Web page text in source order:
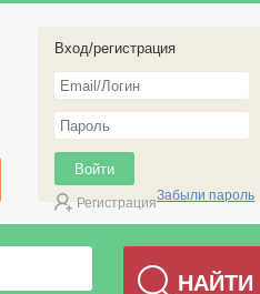
Вход/регистрация
РегистрацияЗабыли пароль